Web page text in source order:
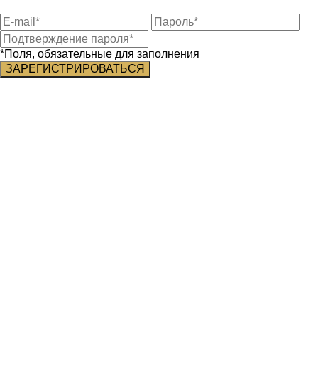
*Поля, обязательные для заполнения